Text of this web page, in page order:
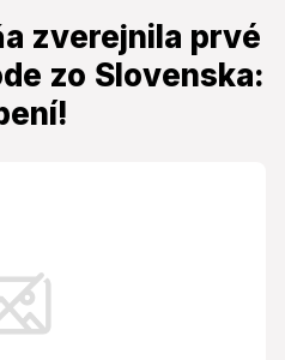
zverejnila prvé
zo Slovenska:
zverejnila prvé
zo Slovenska: